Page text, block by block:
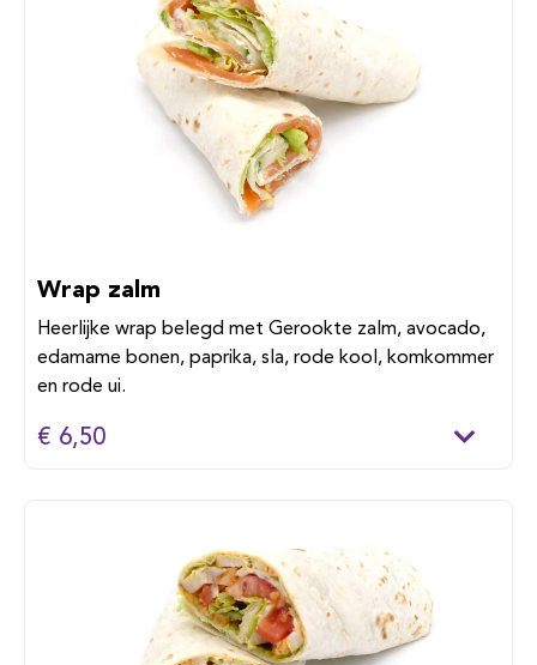
Wrap zalm
Heerlijke wrap belegd met Gerookte zalm, avocado,
edamame bonen, paprika, sla, rode kool, komkommer
en rode ui.
€ 6,50